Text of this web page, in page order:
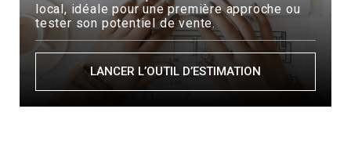
local, idéale pour une première approche ou
tester son potentiel de vente.
LANCER L’OUTIL D’ESTIMATION